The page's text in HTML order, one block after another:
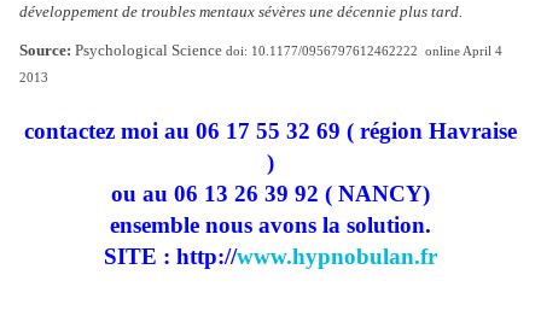
développement de troubles mentaux sévères une décennie plus tard.
Source: Psychological Science doi: 10.1177/0956797612462222 online April 4
2013
contactez moi au 06 17 55 32 69 ( région Havraise
)
ou au 06 13 26 39 92 ( NANCY)
ensemble nous avons la solution.
SITE : http://www.hypnobulan.fr